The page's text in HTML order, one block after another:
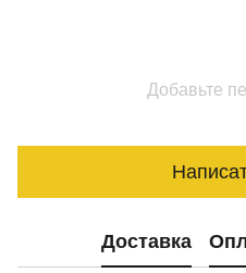
Добавьте
Доставка